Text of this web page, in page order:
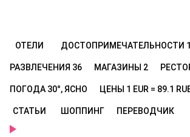
ОТЕЛИ ДОСТОПРИМЕЧАТЕЛЬНОСТИ
РАЗВЛЕЧЕНИЯ 36 МАГАЗИНЫ 2
ПОГОДА 30°, ЯСНО ЦЕНЫ 1 EUR = 89.1
СТАТЬИ ШОППИНГ ПЕРЕВОДЧИК
